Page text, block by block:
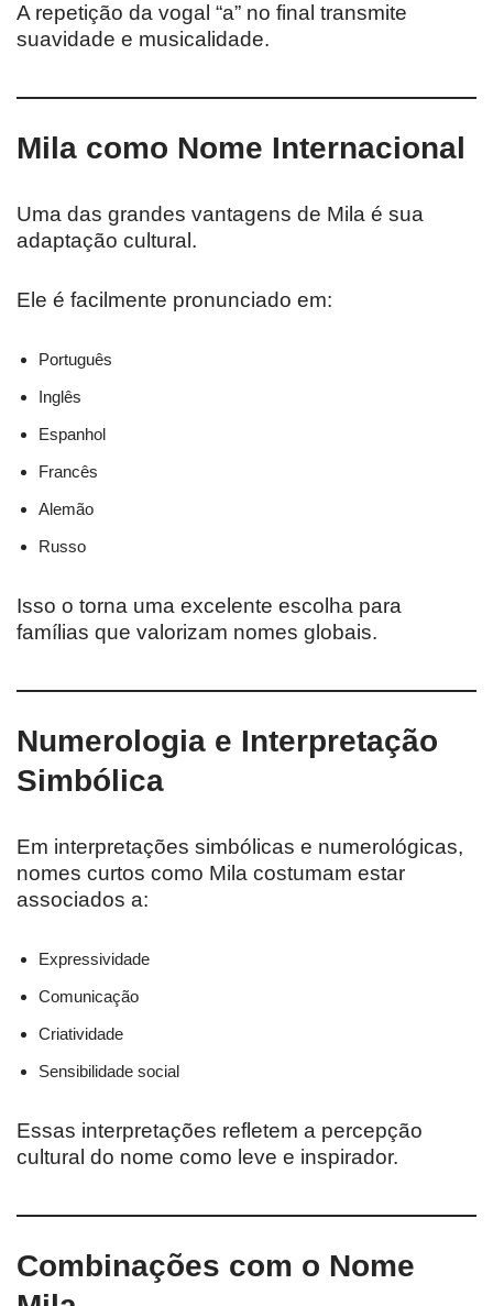
A repetição da vogal “a” no final transmite
suavidade e musicalidade.
Mila como Nome Internacional
Uma das grandes vantagens de Mila é sua
adaptação cultural.
Ele é facilmente pronunciado em:
Português
Inglês
Espanhol
Francês
Alemão
Russo
Isso o torna uma excelente escolha para
famílias que valorizam nomes globais.
Numerologia e Interpretação
Simbólica
Em interpretações simbólicas e numerológicas,
nomes curtos como Mila costumam estar
associados a:
Expressividade
Comunicação
Criatividade
Sensibilidade social
Essas interpretações refletem a percepção
cultural do nome como leve e inspirador.
Combinações com o Nome